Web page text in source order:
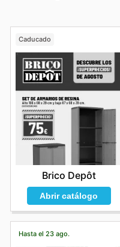
Caducado
Brico Depôt
Abrir catálogo
Hasta el 23 ago.